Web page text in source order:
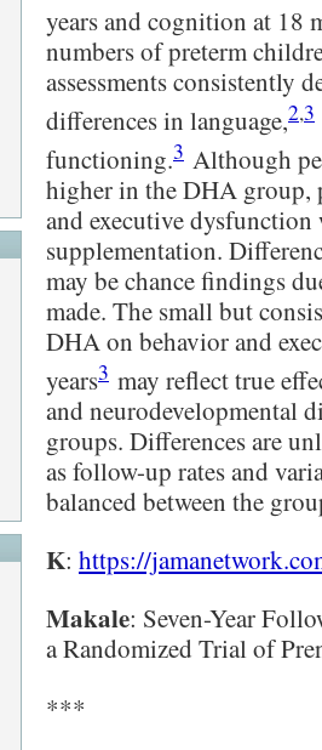
years and cognition at 18
numbers of preterm
assessments consistently
differences in language,2,3
functioning.3 Although
higher in the DHA group,
and executive
supplementation.
may be chance findings
made. The small but
DHA on behavior and
years3 may reflect true
and neurodevelopmental
groups. Differences are
as follow-up rates and
balanced between the
K: https://
Makale: Seven-Year
a Randomized Trial of
***